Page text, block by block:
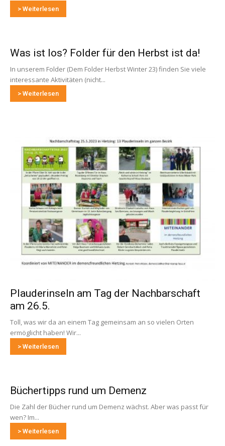
> Weiterlesen
Was ist los? Folder für den Herbst ist da!
In unserem Folder (Dem Folder Herbst Winter 23) finden Sie viele
interessante Aktivitäten (nicht...
> Weiterlesen
Plauderinseln am Tag der Nachbarschaft
am 26.5.
Toll, was wir da an einem Tag gemeinsam an so vielen Orten
ermöglicht haben! Wir...
> Weiterlesen
Büchertipps rund um Demenz
Die Zahl der Bücher rund um Demenz wächst. Aber was passt für
wen? Im...
> Weiterlesen